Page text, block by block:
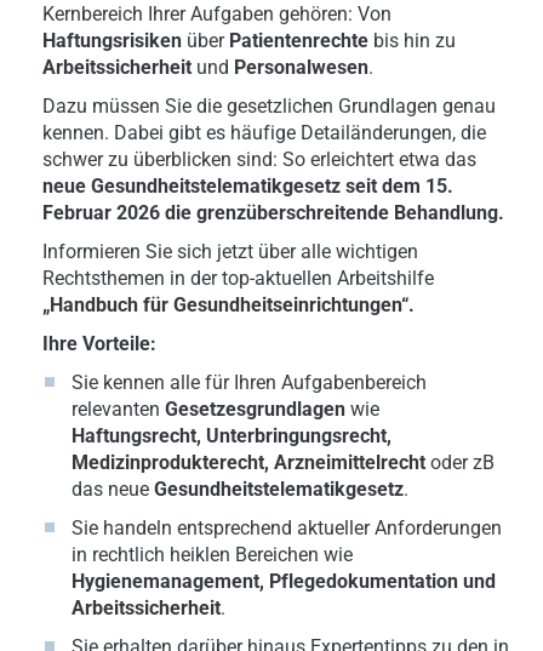
Kernbereich Ihrer Aufgaben gehören: Von
Haftungsrisiken über Patientenrechte bis hin zu
Arbeitssicherheit und Personalwesen.
Dazu müssen Sie die gesetzlichen Grundlagen genau
kennen. Dabei gibt es häufige Detailänderungen, die
schwer zu überblicken sind: So erleichtert etwa das
neue Gesundheitstelematikgesetz seit dem 15.
Februar 2026 die grenzüberschreitende Behandlung.
Informieren Sie sich jetzt über alle wichtigen
Rechtsthemen in der top-aktuellen Arbeitshilfe
„Handbuch für Gesundheitseinrichtungen“.
Ihre Vorteile:
Sie kennen alle für Ihren Aufgabenbereich
relevanten Gesetzesgrundlagen wie
Haftungsrecht, Unterbringungsrecht,
Medizinprodukterecht, Arzneimittelrecht oder zB
das neue Gesundheitstelematikgesetz.
Sie handeln entsprechend aktueller Anforderungen
in rechtlich heiklen Bereichen wie
Hygienemanagement, Pflegedokumentation und
Arbeitssicherheit.